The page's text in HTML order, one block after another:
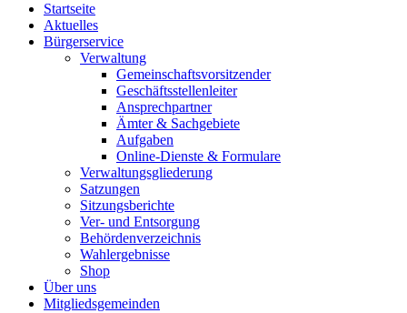
Startseite
Aktuelles
Bürgerservice
Verwaltung
Gemeinschaftsvorsitzender
Geschäftsstellenleiter
Ansprechpartner
Ämter & Sachgebiete
Aufgaben
Online-Dienste & Formulare
Verwaltungsgliederung
Satzungen
Sitzungsberichte
Ver- und Entsorgung
Behördenverzeichnis
Wahlergebnisse
Shop
Über uns
Mitgliedsgemeinden